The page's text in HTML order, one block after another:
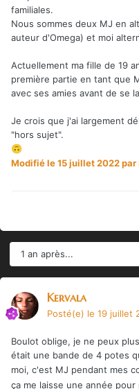
familiales.
Nous sommes deux MJ en
auteur d'Omega) et moi
Actuellement ma fille de 19
première partie en tant que
avec ses amies avant de se
Je crois que j'ai largement
"hors sujet".
🙃
Modifiéle 15 juillet 2022par
1 an après...
Kervala
Posté(e) le 19 juillet
Boulot oblige, je ne peux
était une bande de 4 potes
moi, c'est MJ pendant mes
ça me laisse une année